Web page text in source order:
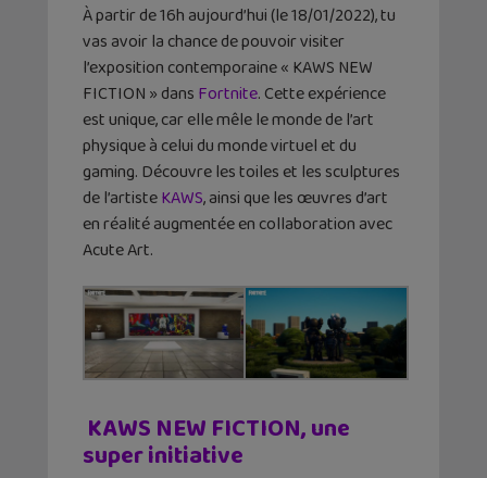
À partir de 16h aujourd’hui (le 18/01/2022), tu
vas avoir la chance de pouvoir visiter
l’exposition contemporaine « KAWS NEW
FICTION » dans Fortnite. Cette expérience
est unique, car elle mêle le monde de l’art
physique à celui du monde virtuel et du
gaming. Découvre les toiles et les sculptures
de l’artisteKAWS, ainsi que les œuvres d’art
en réalité augmentée en collaboration avec
Acute Art.
KAWS NEW FICTION, une
super initiative